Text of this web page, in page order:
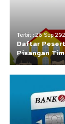
Terbit : 28 Sep
Daftar
Pisangan